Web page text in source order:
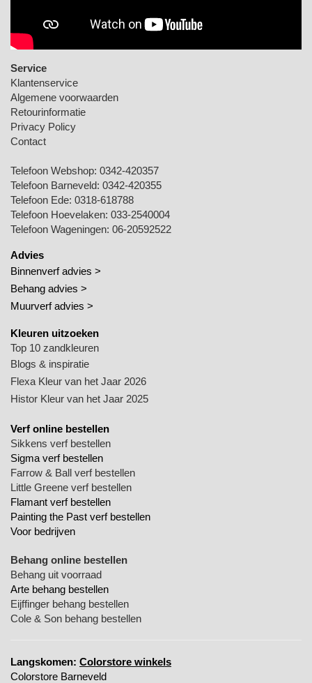
Service
Klantenservice
Algemene voorwaarden
Retourinformatie
Privacy Policy
Contact
Telefoon Webshop: 0342-420357
Telefoon Barneveld: 0342-420355
Telefoon Ede: 0318-618788
Telefoon Hoevelaken: 033-2540004
Telefoon Wageningen: 06-20592522
Advies
Binnenverf advies >
Behang advies >
Muurverf advies >
Kleuren uitzoeken
Top 10 zandkleuren
Blogs & inspiratie
Flexa Kleur van het Jaar 2026
Histor Kleur van het Jaar 2025
Verf online bestellen
Sikkens verf bestellen
Sigma verf bestellen
Farrow & Ball verf bestellen
Little Greene verf bestellen
Flamant verf bestellen
Painting the Past verf bestellen
Voor bedrijven
Behang online bestellen
Behang uit voorraad
Arte behang bestellen
Eijffinger behang bestellen
Cole & Son behang bestellen
Langskomen: Colorstore winkels
Colorstore Barneveld